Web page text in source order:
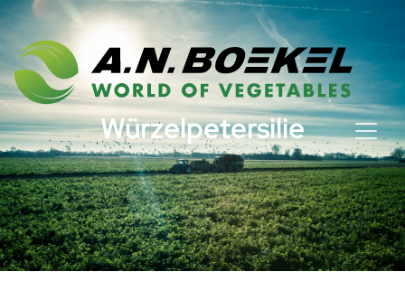
Würzelpetersilie